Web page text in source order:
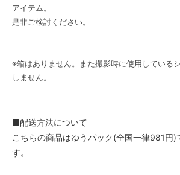
アイテム。
是非ご検討ください。
※箱はありません。また撮影時に使用している
しません。
■配送方法について
こちらの商品はゆうパック(全国一律981円)
す。